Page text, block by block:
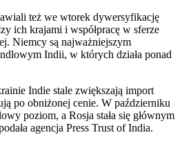
też we wtorek dywersyfikację
ich krajami i współpracę w sferze
Niemcy są najważniejszym
Indii, w których działa ponad
Indie stale zwiększają import
po obniżonej cenie. W październiku
poziom, a Rosja stała się głównym
agencja Press Trust of India.